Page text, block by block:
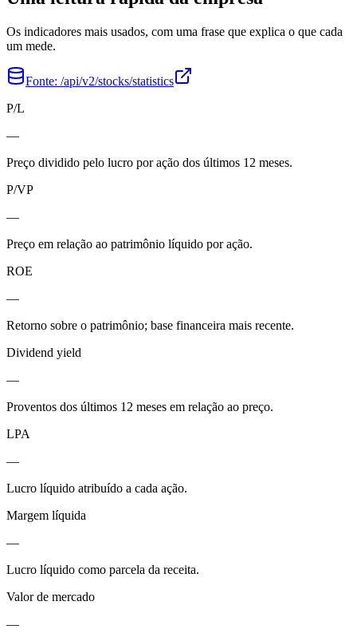
Os indicadores mais usados, com uma frase que explica o que cada
um mede.
Fonte: /api/v2/stocks/statistics
P/L
—
Preço dividido pelo lucro por ação dos últimos 12 meses.
P/VP
—
Preço em relação ao patrimônio líquido por ação.
ROE
—
Retorno sobre o patrimônio; base financeira mais recente.
Dividend yield
—
Proventos dos últimos 12 meses em relação ao preço.
LPA
—
Lucro líquido atribuído a cada ação.
Margem líquida
—
Lucro líquido como parcela da receita.
Valor de mercado
—